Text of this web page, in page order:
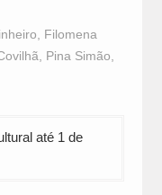
Filomena
Pina Simão
até 1 de